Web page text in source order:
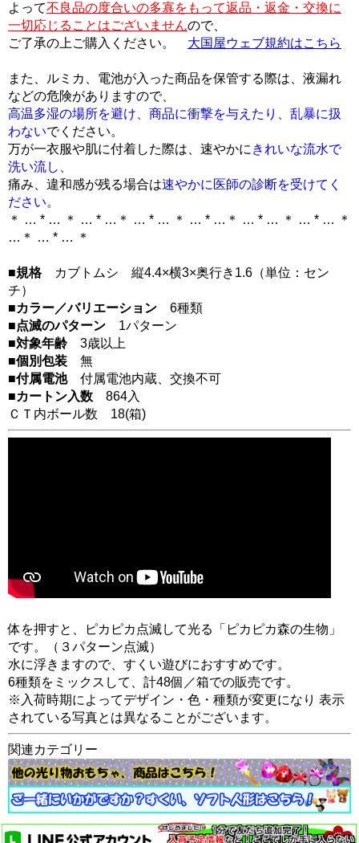
よって不良品の度合いの多寡をもって返品・返金・交換に
一切応じることはございませんので、
ご了承の上ご購入ください。 大国屋ウェブ規約はこちら
また、ルミカ、電池が入った商品を保管する際は、液漏れ
などの危険がありますので、
高温多湿の場所を避け、商品に衝撃を与えたり、乱暴に扱
わないでください。
万が一衣服や肌に付着した際は、速やかに きれいな流水で
洗い流し、
痛み、違和感が残る場合は速やかに医師の診断を受けてく
ださい。
＊ … * … ＊ … * …＊ … * … ＊ … * …＊ … * … ＊ … * … ＊
…＊ … * … ＊
■規格カブトムシ 縦4.4×横3×奥行き1.6（単位：セン
チ）
■カラー／バリエーション 6種類
■点滅のパターン 1パターン
■対象年齢 3歳以上
■個別包装 無
■付属電池付属電池内蔵、交換不可
■カートン入数 864入
ＣＴ内ボール数 18(箱)
体を押すと、ピカピカ点滅して光る「ピカピカ森の生物」
です。（３パターン点滅）
水に浮きますので、すくい遊びにおすすめです。
6種類をミックスして、計48個／箱での販売です。
※入荷時期によってデザイン・色・種類が変更になり 表示
されている写真とは異なることがございます。
関連カテゴリー